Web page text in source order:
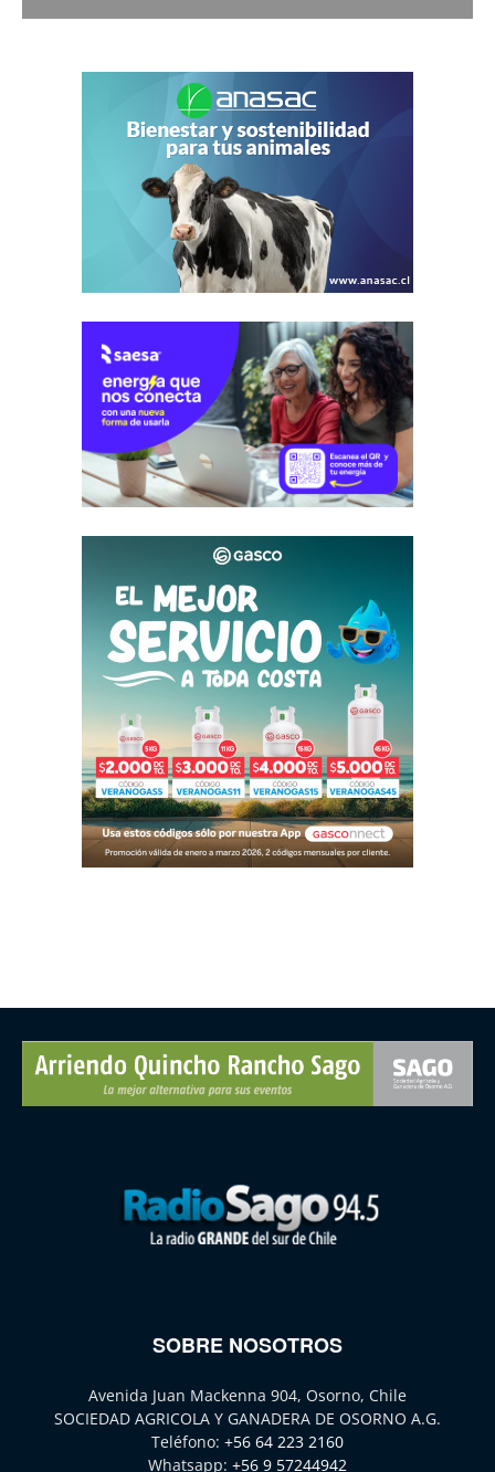
SOBRE NOSOTROS
Avenida Juan Mackenna 904, Osorno, Chile
SOCIEDAD AGRICOLA Y GANADERA DE OSORNO A.G.
Teléfono: +56 64 223 2160
Whatsapp: +56 9 57244942